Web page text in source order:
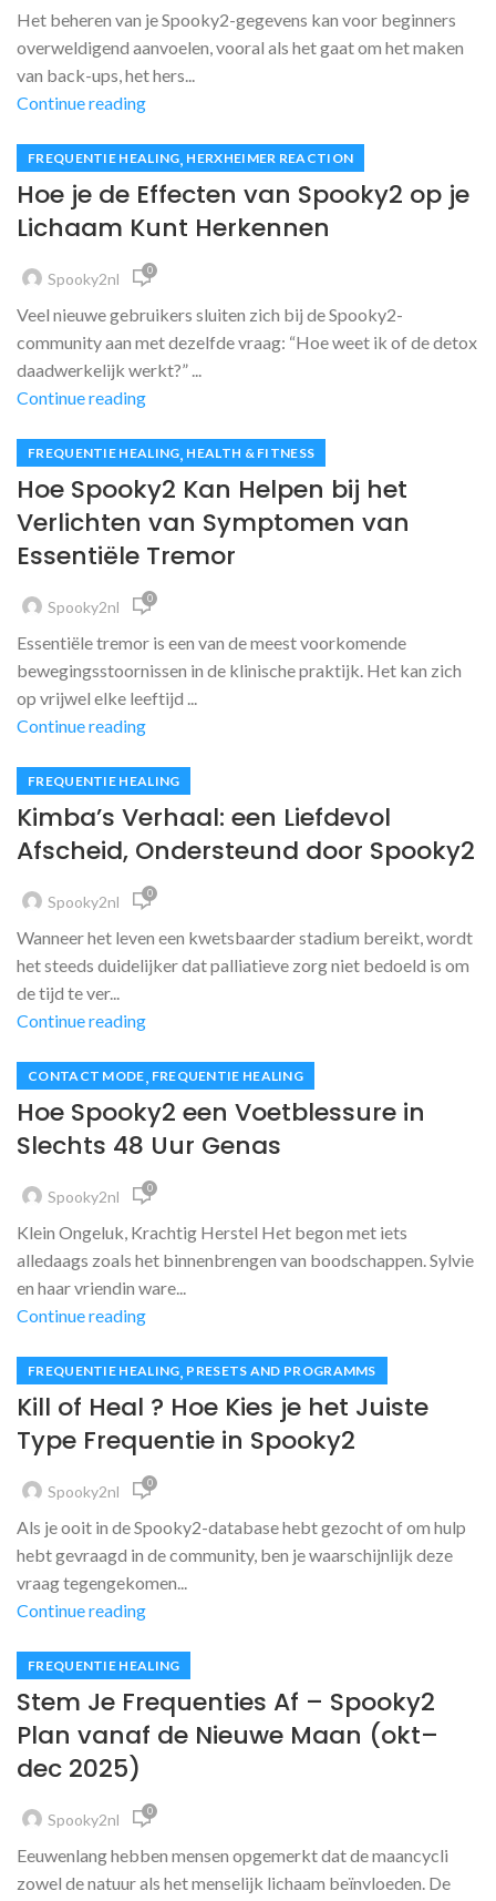
Het beheren van je Spooky2-gegevens kan voor beginners
overweldigend aanvoelen, vooral als het gaat om het maken
van back-ups, het hers...
Continue reading
FREQUENTIE HEALING, HERXHEIMER REACTION
Hoe je de Effecten van Spooky2 op je
Lichaam Kunt Herkennen
Spooky2nl 0
Veel nieuwe gebruikers sluiten zich bij de Spooky2-
community aan met dezelfde vraag: “Hoe weet ik of de detox
daadwerkelijk werkt?” ...
Continue reading
FREQUENTIE HEALING, HEALTH & FITNESS
Hoe Spooky2 Kan Helpen bij het
Verlichten van Symptomen van
Essentiële Tremor
Spooky2nl 0
Essentiële tremor is een van de meest voorkomende
bewegingsstoornissen in de klinische praktijk. Het kan zich
op vrijwel elke leeftijd ...
Continue reading
FREQUENTIE HEALING
Kimba’s Verhaal: een Liefdevol
Afscheid, Ondersteund door Spooky2
Spooky2nl 0
Wanneer het leven een kwetsbaarder stadium bereikt, wordt
het steeds duidelijker dat palliatieve zorg niet bedoeld is om
de tijd te ver...
Continue reading
CONTACT MODE, FREQUENTIE HEALING
Hoe Spooky2 een Voetblessure in
Slechts 48 Uur Genas
Spooky2nl 0
Klein Ongeluk, Krachtig Herstel Het begon met iets
alledaags zoals het binnenbrengen van boodschappen. Sylvie
en haar vriendin ware...
Continue reading
FREQUENTIE HEALING, PRESETS AND PROGRAMMS
Kill of Heal ? Hoe Kies je het Juiste
Type Frequentie in Spooky2
Spooky2nl 0
Als je ooit in de Spooky2-database hebt gezocht of om hulp
hebt gevraagd in de community, ben je waarschijnlijk deze
vraag tegengekomen...
Continue reading
FREQUENTIE HEALING
Stem Je Frequenties Af – Spooky2
Plan vanaf de Nieuwe Maan (okt–
dec 2025)
Spooky2nl 0
Eeuwenlang hebben mensen opgemerkt dat de maancycli
zowel de natuur als het menselijk lichaam beïnvloeden. De